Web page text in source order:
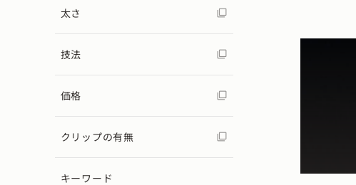
太さ
技法
価格
クリップの有無
キーワード